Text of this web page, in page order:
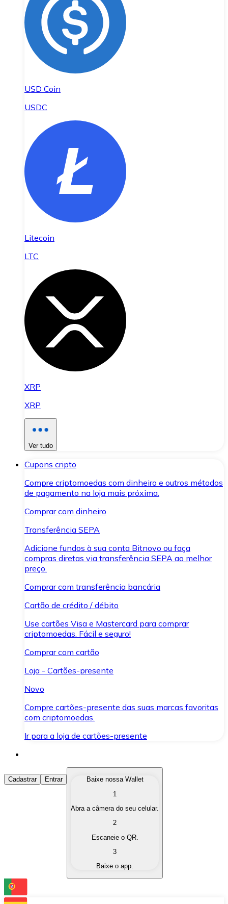
USD Coin
USDC
Litecoin
LTC
XRP
XRP
Ver tudo
Cupons cripto
Compre criptomoedas com dinheiro e outros métodos
de pagamento na loja mais próxima.
Comprar com dinheiro
Transferência SEPA
Adicione fundos à sua conta Bitnovo ou faça
compras diretas via transferência SEPA ao melhor
preço.
Comprar com transferência bancária
Cartão de crédito / débito
Use cartões Visa e Mastercard para comprar
criptomoedas. Fácil e seguro!
Comprar com cartão
Loja - Cartões-presente
Novo
Compre cartões-presente das suas marcas favoritas
com criptomoedas.
Ir para a loja de cartões-presente
Comprar Criptomoedas
Compre as criptomoedas de seu interesse de forma
Converta suas criptomoedas em moeda fiduciária
Troque uma criptomoeda por outra
Cadastrar Entrar
Baixe nossa Wallet
1
Abra a câmera do seu celular.
2
Escaneie o QR.
3
Baixe o app.